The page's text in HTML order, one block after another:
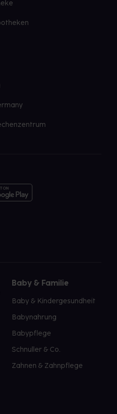
Baby & Familie
Baby & Kindergesundheit
Babynahrung
Babypflege
Schnuller & Co.
Zahnen & Zahnpflege